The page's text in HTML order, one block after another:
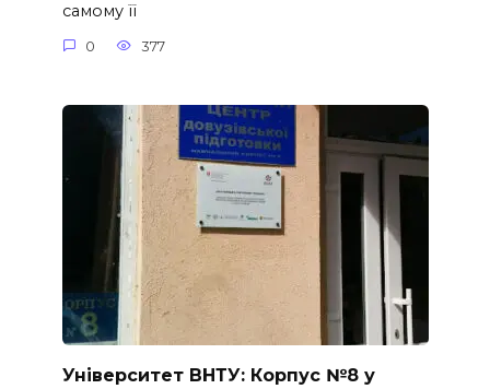
самому її
0 377
Університет ВНТУ: Корпус №8 у